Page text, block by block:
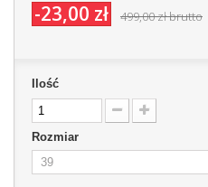
-23,00 zł 499,00 złbrutto
Ilość
Rozmiar